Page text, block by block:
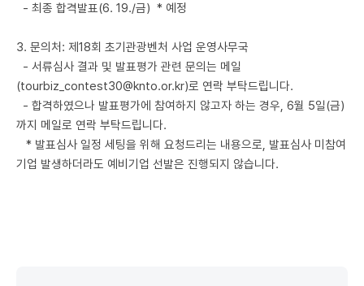
- 최종 합격발표(6. 19./금) * 예정
3. 문의처: 제18회 초기관광벤처 사업 운영사무국
- 서류심사 결과 및 발표평가 관련 문의는 메일
(tourbiz_contest30@knto.or.kr)로 연락 부탁드립니다.
- 합격하였으나 발표평가에 참여하지 않고자 하는 경우, 6월 5일(금)
까지 메일로 연락 부탁드립니다.
* 발표심사 일정 세팅을 위해 요청드리는 내용으로, 발표심사 미참여
기업 발생하더라도 예비기업 선발은 진행되지 않습니다.